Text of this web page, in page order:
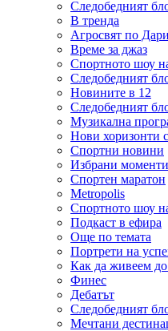
Следобедният
В тренда
Агросвят по
Време за джаз
Спортното шоу
Следобедният
Новините в 12
Следобедният
Музикална
Нови хоризонти
Спортни новини
Избрани
Спортен маратон
Metropolis
Спортното шоу
Подкаст в ефира
Още по темата
Портрети на
Как да живеем
Финес
Дебатът
Следобедният
Мечтани